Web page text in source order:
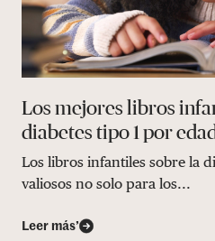
Los mejores libros
diabetes tipo 1 por edad
Los libros infantiles sobre la
valiosos no solo para los...
Leer más’